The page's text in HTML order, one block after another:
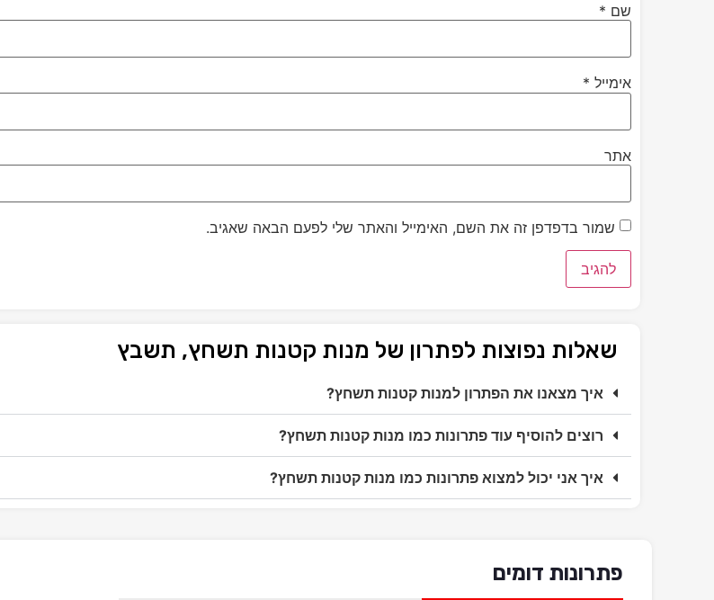
שם *
אימייל *
אתר
שמור בדפדפן זה את השם, האימייל והאתר שלי לפעם הבאה שאגיב.
שאלות נפוצות לפתרון של מנות קטנות תשחץ, תשבץ
איך מצאנו את הפתרון למנות קטנות תשחץ?
רוצים להוסיף עוד פתרונות כמו מנות קטנות תשחץ?
איך אני יכול למצוא פתרונות כמו מנות קטנות תשחץ?
פתרונות דומים